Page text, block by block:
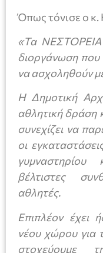
Όπως τόνισε ο κ.
«Τα ΝΕΣΤΟΡΕΙΑ
διοργάνωση που
να ασχοληθούν
Η Δημοτική
αθλητική δράση
συνεχίζει να
οι
βέλτιστες
αθλητές.
Επιπλέον έχει
νέου χώρου για
στοχεύουμε